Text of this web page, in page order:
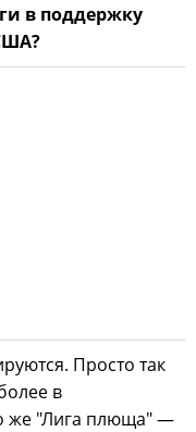
в поддержку
Просто так
в
же "Лига плюща" —